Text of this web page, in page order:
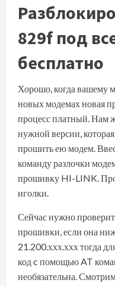
829f под
бесплатно
Хорошо, когда вашему
новых модемах новая
процесс платный. Нам
нужной версии,
прошить ею модем.
команду разлочки
прошивку HI-LINK.
иголки.
Сейчас нужно
прошивки, если она
21.200.ххх.ххх тогда
код c помощью AT
необязательна.